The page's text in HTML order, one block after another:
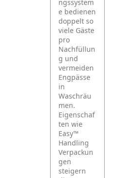
ngssystem
e bedienen
doppelt so
viele Gäste
pro
Nachfüllun
g und
vermeiden
Engpässe
in
Waschräu
men.
Eigenschaf
ten wie
Easy™
Handling
Verpackun
gen
steigern